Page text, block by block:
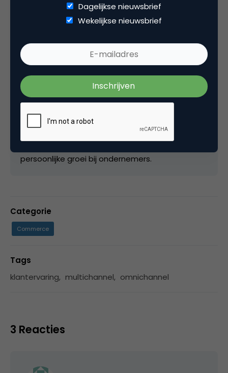
Sinds midden jaren ‘90 ben ik actief op het
marketing en business development. Sinds 2014
werk ik als Senior Business Consultant en Trainer
bij GX Software. In deze rol geef ik strategisch
advies en implementeer ik customer data en
digital marketing oplossingen bij grote
Nederlandse organisaties. Daarnaast ben ik
oprichter van Journey of Enterprises, een bedrijf
dat zich met verschillende initiatieven richt
persoonlijke groei bij ondernemers.
Categorie
Commerce
Tags
klantervaring, multichannel, omnichannel
3 Reacties
Dagelijkse nieuwsbrief
Wekelijkse nieuwsbrief